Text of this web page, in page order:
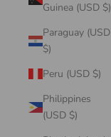
Guinea (USD $)
Paraguay (USD
$)
Peru (USD $)
Philippines
(USD $)